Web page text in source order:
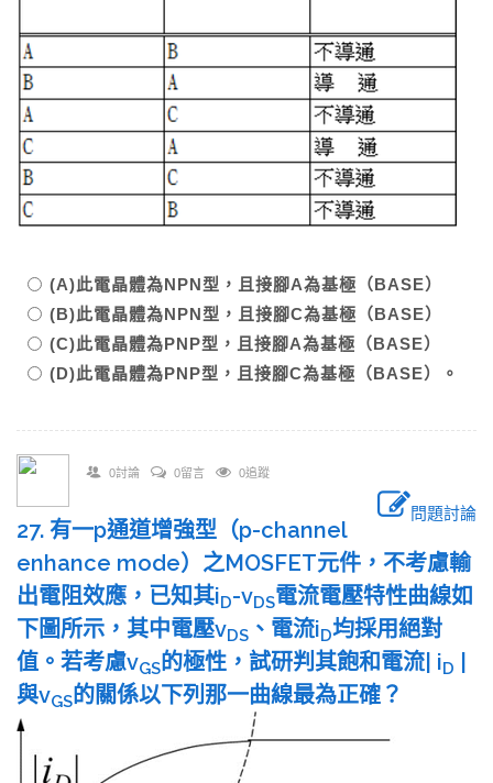
(A)此電晶體為NPN型，且接腳A為基極（BASE）
(B)此電晶體為NPN型，且接腳C為基極（BASE）
(C)此電晶體為PNP型，且接腳A為基極（BASE）
(D)此電晶體為PNP型，且接腳C為基極（BASE）。
0討論 0留言 0追蹤
問題討論
27. 有一p通道增強型（p-channel
enhance mode）之MOSFET元件，不考慮輸
出電阻效應，已知其iD-vDS電流電壓特性曲線如
下圖所示，其中電壓vDS 、電流iD均採用絕對
值。若考慮vGS的極性，試研判其飽和電流| iD
與vGS的關係以下列那一曲線最為正確？